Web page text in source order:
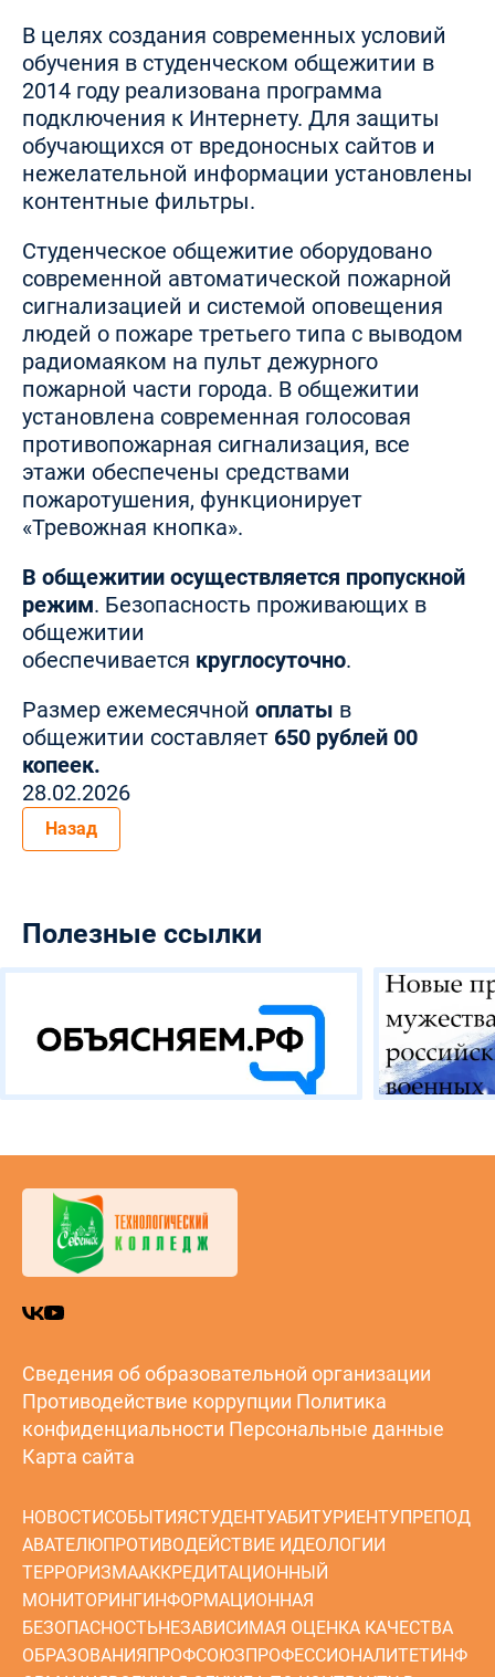
В целях создания современных условий
обучения в студенческом общежитии в
2014 году реализована программа
подключения к Интернету. Для защиты
обучающихся от вредоносных сайтов и
нежелательной информации установлены
контентные фильтры.
Студенческое общежитие оборудовано
современной автоматической пожарной
сигнализацией и системой оповещения
людей о пожаре третьего типа с выводом
радиомаяком на пульт дежурного
пожарной части города. В общежитии
установлена современная голосовая
противопожарная сигнализация, все
этажи обеспечены средствами
пожаротушения, функционирует
«Тревожная кнопка».
В общежитии осуществляется пропускной
режим. Безопасность проживающих в
общежитии
обеспечивается круглосуточно.
Размер ежемесячной оплаты в
общежитии составляет 650 рублей 00
копеек.
28.02.2026
Назад
Полезные ссылки
Сведения об образовательной организации
Противодействие коррупции Политика
конфиденциальности Персональные данные
Карта сайта
НОВОСТИСОБЫТИЯСТУДЕНТУАБИТУРИЕНТУПРЕПОД
АВАТЕЛЮПРОТИВОДЕЙСТВИЕ ИДЕОЛОГИИ
ТЕРРОРИЗМААККРЕДИТАЦИОННЫЙ
МОНИТОРИНГИНФОРМАЦИОННАЯ
БЕЗОПАСНОСТЬНЕЗАВИСИМАЯ ОЦЕНКА КАЧЕСТВА
ОБРАЗОВАНИЯПРОФСОЮЗПРОФЕССИОНАЛИТЕТИНФ